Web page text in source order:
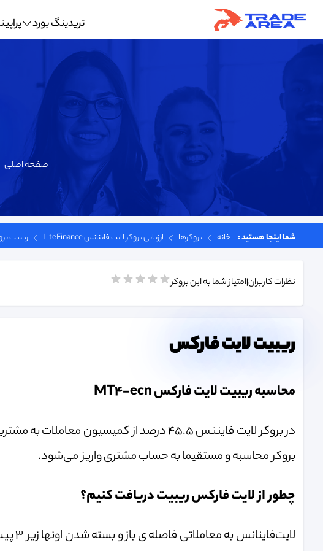
تریدینگ بورد
صفحه اصلی
شما اینجا هستید : خانه بروکرها ارزیابی بروکر لایت فاینانس LiteFinance ریبیت
نظرات کاربران|امتیاز شما به این بروکر
ریبیت لایت فارکس
محاسبه ریبیت لایت فارکس MT4-ecn
در بروکر لایت فایننس 45.5 درصد از
بروکر محاسبه و مستقیما به حساب مشتری واریز می‌شود.
چطور از لایت فارکس ریبیت دریافت کنیم؟